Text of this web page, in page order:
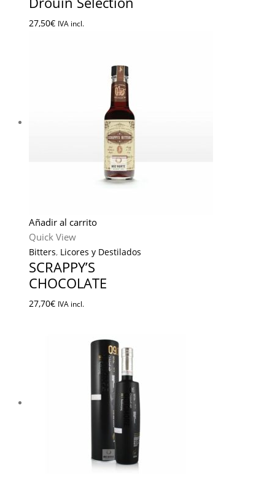
27,50€ IVA incl.
Añadir al carrito
Quick View
Bitters, Licores y Destilados
SCRAPPY’S
CHOCOLATE
27,70€ IVA incl.